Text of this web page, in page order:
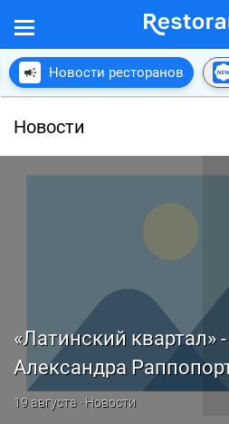
Новости ресторанов
Новости
«Латинский квартал»
Александра
19 августа · Новости